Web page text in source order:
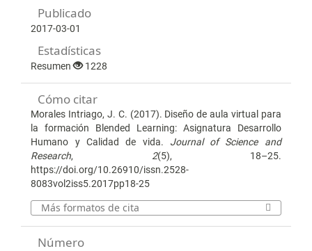
Publicado
2017-03-01
Estadísticas
Resumen 1228
Cómo citar
Morales Intriago, J. C. (2017). Diseño de aula virtual para
la formación Blended Learning: Asignatura Desarrollo
Humano y Calidad de vida. Journal of Science and
Research, 2(5), 18–25.
https://doi.org/10.26910/issn.2528-
8083vol2iss5.2017pp18-25
Más formatos de cita
Número